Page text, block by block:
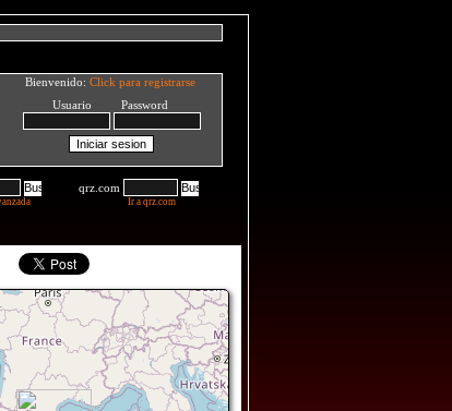
Bienvenido: Click para registrarse
Usuario Password
qrz.com
Ir a qrz.com